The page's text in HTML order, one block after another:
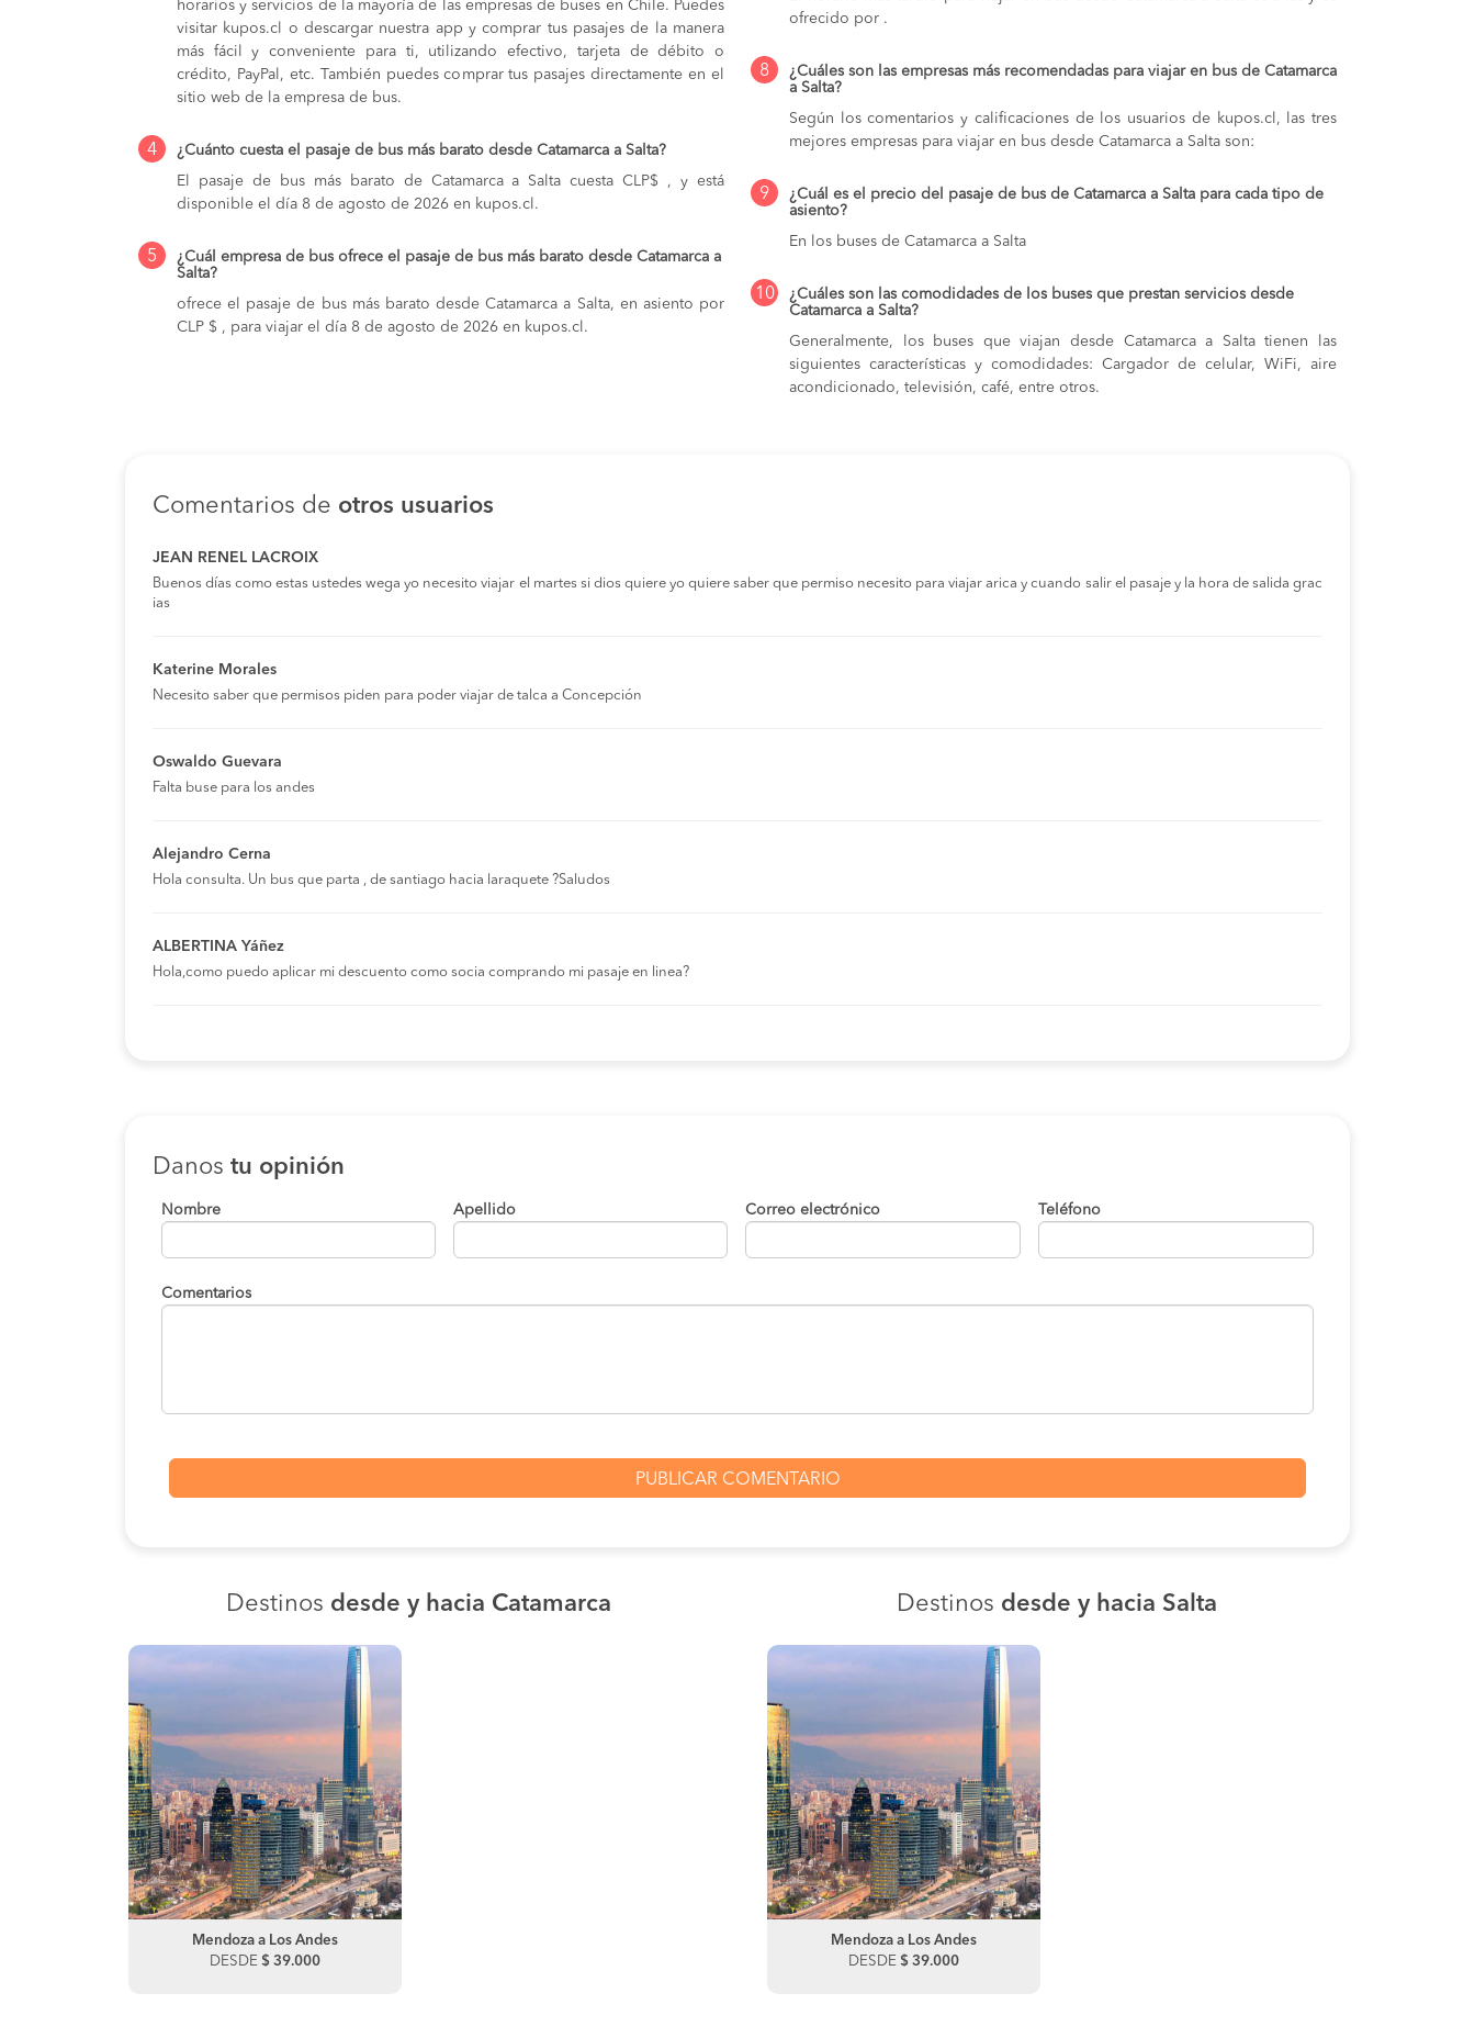
horarios y servicios de la mayoría de las empresas de buses en Chile. Puedes
visitar kupos.cl o descargar nuestra app y comprar tus pasajes de la manera
más fácil y conveniente para ti, utilizando efectivo, tarjeta de débito o
crédito, PayPal, etc. También puedes comprar tus pasajes directamente en el
sitio web de la empresa de bus.
4
¿Cuánto cuesta el pasaje de bus más barato desde Catamarca a Salta?
El pasaje de bus más barato de Catamarca a Salta cuesta CLP$ , y está
disponible el día 8 de agosto de 2026 en kupos.cl.
5
¿Cuál empresa de bus ofrece el pasaje de bus más barato desde Catamarca a
Salta?
ofrece el pasaje de bus más barato desde Catamarca a Salta, en asiento por
CLP $ , para viajar el día 8 de agosto de 2026 en kupos.cl.
ofrecido por .
8
¿Cuáles son las empresas más recomendadas para viajar en bus de Catamarca
a Salta?
Según los comentarios y calificaciones de los usuarios de kupos.cl, las tres
mejores empresas para viajar en bus desde Catamarca a Salta son:
9
¿Cuál es el precio del pasaje de bus de Catamarca a Salta para cada tipo de
asiento?
En los buses de Catamarca a Salta
10
¿Cuáles son las comodidades de los buses que prestan servicios desde
Catamarca a Salta?
Generalmente, los buses que viajan desde Catamarca a Salta tienen las
siguientes características y comodidades: Cargador de celular, WiFi, aire
acondicionado, televisión, café, entre otros.
Comentarios de otros usuarios
JEAN RENEL LACROIX
Buenos días como estas ustedes wega yo necesito viajar el martes si dios quiere yo quiere saber que permiso necesito para viajar arica y cuando salir el pasaje y la hora de salida grac
ias
Katerine Morales
Necesito saber que permisos piden para poder viajar de talca a Concepción
Oswaldo Guevara
Falta buse para los andes
Alejandro Cerna
Hola consulta. Un bus que parta , de santiago hacia laraquete ?Saludos
ALBERTINA Yáñez
Hola,como puedo aplicar mi descuento como socia comprando mi pasaje en linea?
Danos tu opinión
Nombre Apellido Correo electrónico Teléfono
Comentarios
Destinos desde y hacia Catamarca
Mendoza a Los Andes
DESDE $ 39.000
Destinos desde y hacia Salta
Mendoza a Los Andes
DESDE $ 39.000